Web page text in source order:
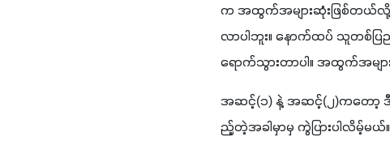
က အထွက်အများဆုံးဖြစ်တယ်
လာပါဘူး။ နောက်ထပ် သူတစ်ပ
ရောက်သွားတာပါ။ အထွက်အ
အဆင့်(၁) နဲ့ အဆင့်(၂)ကတော့ ဒီ
ည့်တဲ့အခါမှာမှ ကွဲပြားပါလိမ့်မ